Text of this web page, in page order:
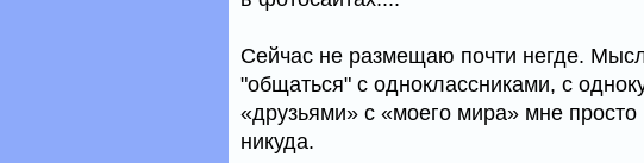
Сейчас не размещаю почти негде.
"общаться" с одноклассниками, с
«друзьями» с «моего мира» мне
никуда.